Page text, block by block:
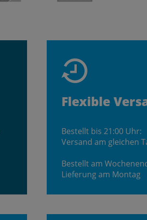
Flexible
Bestellt bis 21:00 Uhr:
Versand am gleichen
Bestellt am
Lieferung am Montag